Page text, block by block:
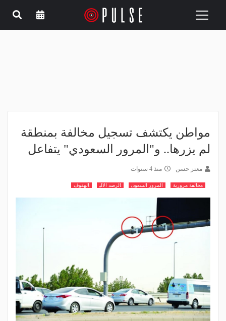
Toggle
مواطن يكتشف تسجيل مخالفة بمنطقة
لم يزرها.. و"المرور السعودي" يتفاعل
معتز حسن منذ 4 سنوات
مخالفة مرورية المرور السعودي الرصد الالي الهفوف